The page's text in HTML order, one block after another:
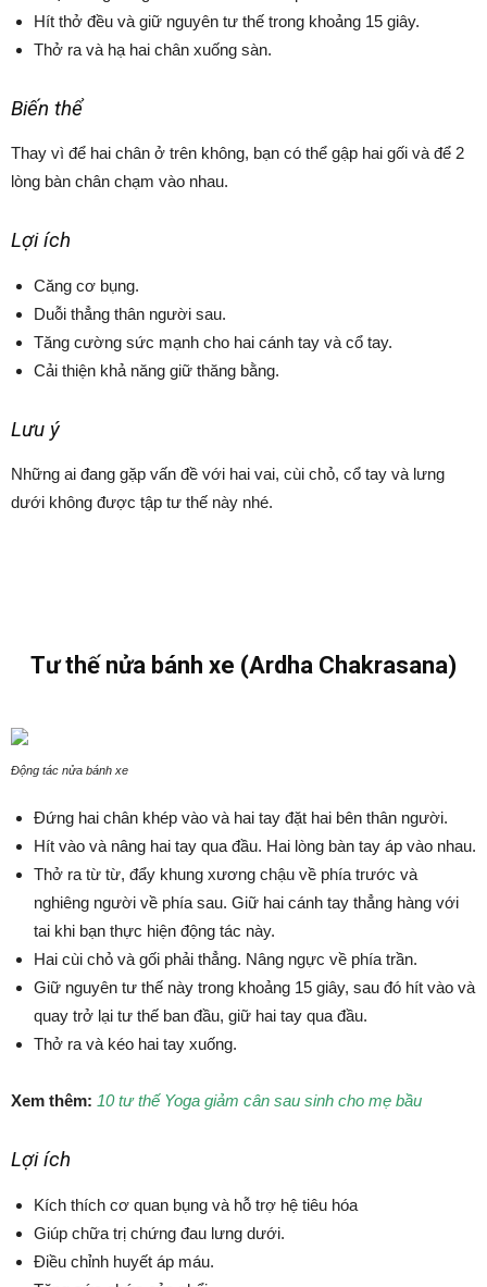
Hít thở đều và giữ nguyên tư thế trong khoảng 15 giây.
Thở ra và hạ hai chân xuống sàn.
Biến thể
Thay vì để hai chân ở trên không, bạn có thể gập hai gối và để 2
lòng bàn chân chạm vào nhau.
Lợi ích
Căng cơ bụng.
Duỗi thẳng thân người sau.
Tăng cường sức mạnh cho hai cánh tay và cổ tay.
Cải thiện khả năng giữ thăng bằng.
Lưu ý
Những ai đang gặp vấn đề với hai vai, cùi chỏ, cổ tay và lưng
dưới không được tập tư thế này nhé.
Tư thế nửa bánh xe (Ardha Chakrasana)
Động tác nửa bánh xe
Đứng hai chân khép vào và hai tay đặt hai bên thân người.
Hít vào và nâng hai tay qua đầu. Hai lòng bàn tay áp vào nhau.
Thở ra từ từ, đẩy khung xương chậu về phía trước và
nghiêng người về phía sau. Giữ hai cánh tay thẳng hàng với
tai khi bạn thực hiện động tác này.
Hai cùi chỏ và gối phải thẳng. Nâng ngực về phía trần.
Giữ nguyên tư thế này trong khoảng 15 giây, sau đó hít vào và
quay trở lại tư thế ban đầu, giữ hai tay qua đầu.
Thở ra và kéo hai tay xuống.
Xem thêm: 10 tư thế Yoga giảm cân sau sinh cho mẹ bầu
Lợi ích
Kích thích cơ quan bụng và hỗ trợ hệ tiêu hóa
Giúp chữa trị chứng đau lưng dưới.
Điều chỉnh huyết áp máu.